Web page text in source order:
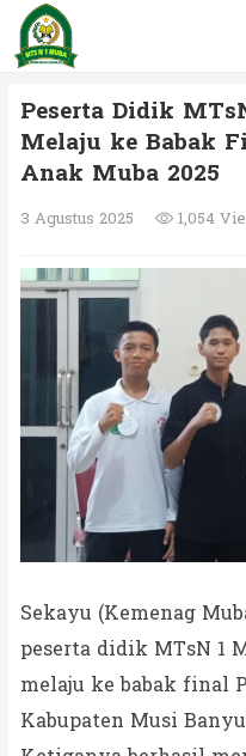
Peserta Didik
Melaju ke Babak
Anak Muba 2025
3 Agustus 2025 1,054
Sekayu (Kemenag
peserta didik MTsN 1
melaju ke babak final
Kabupaten Musi